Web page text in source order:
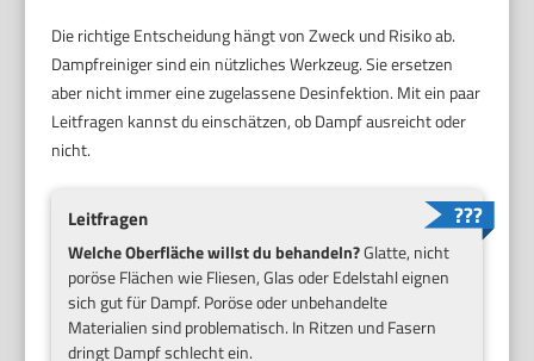
Die richtige Entscheidung hängt von Zweck und Risiko ab.
Dampfreiniger sind ein nützliches Werkzeug. Sie ersetzen
aber nicht immer eine zugelassene Desinfektion. Mit ein paar
Leitfragen kannst du einschätzen, ob Dampf ausreicht oder
nicht.
Leitfragen
Welche Oberfläche willst du behandeln?Glatte, nicht
poröse Flächen wie Fliesen, Glas oder Edelstahl eignen
sich gut für Dampf. Poröse oder unbehandelte
Materialien sind problematisch. In Ritzen und Fasern
dringt Dampf schlecht ein.